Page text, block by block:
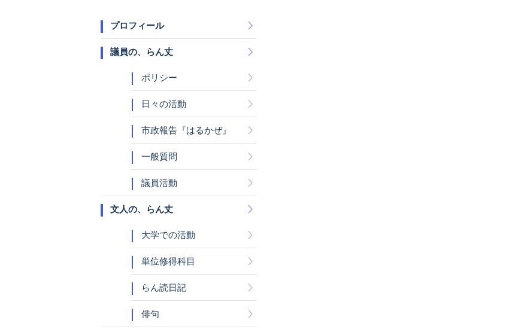
プロフィール
議員の、らん丈
ポリシー
日々の活動
市政報告『はるかぜ』
一般質問
議員活動
文人の、らん丈
大学での活動
単位修得科目
らん読日記
俳句